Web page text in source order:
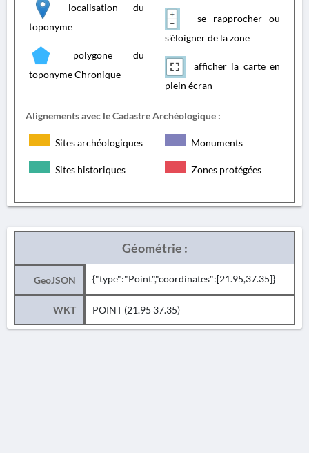
localisation du
toponyme
polygone du
toponyme Chronique
se rapprocher ou
s'éloigner de la zone
afficher la carte en
plein écran
Alignements avec le Cadastre Archéologique :
Sites archéologiques Monuments
Sites historiques Zones protégées
Géométrie :
GeoJSON {"type":"Point","coordinates":[21.95,37.35]}
WKT POINT (21.95 37.35)